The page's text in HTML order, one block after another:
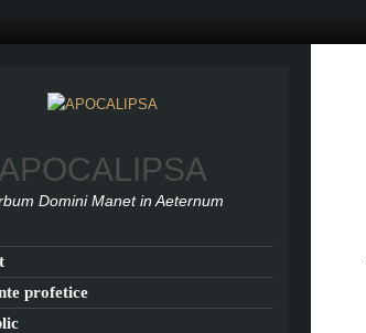
APOCALIPSA
Domini Manet in Aeternum
profetice